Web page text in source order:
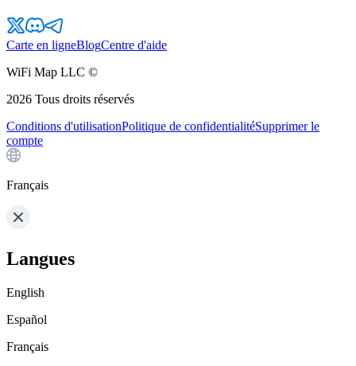
Carte en ligneBlogCentre d'aide
WiFi Map LLC ©
2026 Tous droits réservés
Conditions d'utilisationPolitique de confidentialitéSupprimer le
compte
Français
Langues
English
Español
Français